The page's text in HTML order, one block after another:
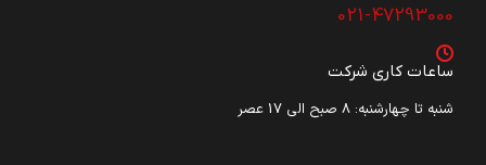
021-47293000
ساعات کاری شرکت
شنبه تا چهارشنبه: ۸ صبح الی 17 عصر